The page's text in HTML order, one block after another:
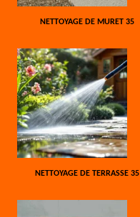
NETTOYAGE DE MURET 35
NETTOYAGE DE TERRASSE 35